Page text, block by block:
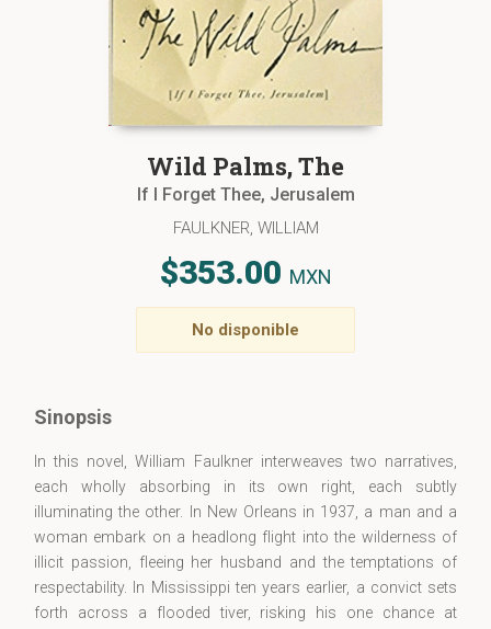
Wild Palms, The
If I Forget Thee, Jerusalem
FAULKNER, WILLIAM
$353.00 MXN
No disponible
Sinopsis
In this novel, William Faulkner interweaves two narratives,
each wholly absorbing in its own right, each subtly
illuminating the other. In New Orleans in 1937, a man and a
woman embark on a headlong flight into the wilderness of
illicit passion, fleeing her husband and the temptations of
respectability. In Mississippi ten years earlier, a convict sets
forth across a flooded tiver, risking his one chance at